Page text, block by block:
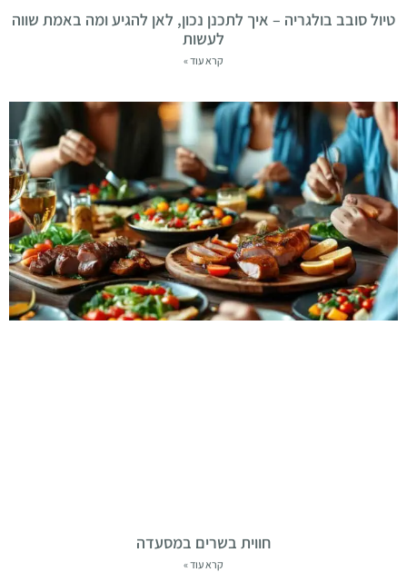
טיול סובב בולגריה – איך לתכנן נכון, לאן להגיע ומה באמת שווה
לעשות
קרא עוד »
חווית בשרים במסעדה
קרא עוד »